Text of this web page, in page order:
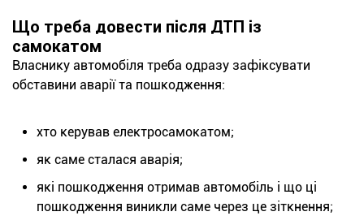
Що треба довести після ДТП із
самокатом
Власнику автомобіля треба одразу зафіксувати
обставини аварії та пошкодження:
хто керував електросамокатом;
як саме сталася аварія;
які пошкодження отримав автомобіль і що ці
пошкодження виникли саме через це зіткнення;